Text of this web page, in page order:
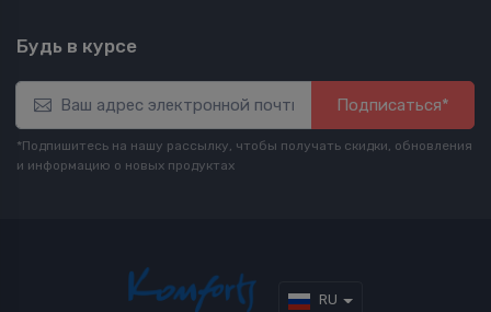
Будь в курсе
Подписаться*
*Подпишитесь на нашу рассылку, чтобы получать скидки, обновления
и информацию о новых продуктах
RU